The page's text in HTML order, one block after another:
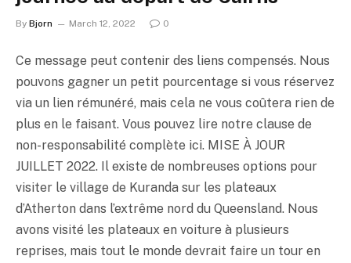
By Bjorn March 12, 2022 0
Ce message peut contenir des liens compensés. Nous
pouvons gagner un petit pourcentage si vous réservez
via un lien rémunéré, mais cela ne vous coûtera rien de
plus en le faisant. Vous pouvez lire notre clause de
non-responsabilité complète ici. MISE À JOUR
JUILLET 2022. Il existe de nombreuses options pour
visiter le village de Kuranda sur les plateaux
d’Atherton dans l’extrême nord du Queensland. Nous
avons visité les plateaux en voiture à plusieurs
reprises, mais tout le monde devrait faire un tour en